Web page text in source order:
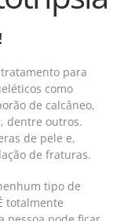
para
como
de calcâneo,
dentre outros.
de pele e,
de fraturas.
tipo de
totalmente